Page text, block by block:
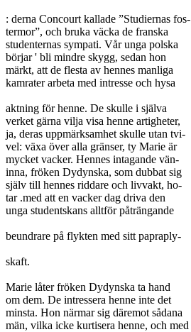
: derna Concourt kallade ”Studiernas fos-
termor”, och bruka väcka de franska
studenternas sympati. Vår unga polska
börjar ' bli mindre skygg, sedan hon
märkt, att de flesta av hennes manliga
kamrater arbeta med intresse och hysa
aktning för henne. De skulle i själva
verket gärna vilja visa henne artigheter,
ja, deras uppmärksamhet skulle utan tvi-
vel: växa över alla gränser, ty Marie är
mycket vacker. Hennes intagande vän-
inna, fröken Dydynska, som dubbat sig
själv till hennes riddare och livvakt, ho-
tar .med att en vacker dag driva den
unga studentskans alltför påträngande
beundrare på flykten med sitt papraply-
skaft.
Marie låter fröken Dydynska ta hand
om dem. De intressera henne inte det
minsta. Hon närmar sig däremot sådana
män, vilka icke kurtisera henne, och med